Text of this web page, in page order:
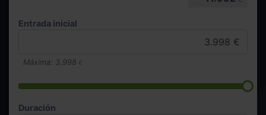
Entrada inicial
Máxima: 3.998 €
Duración